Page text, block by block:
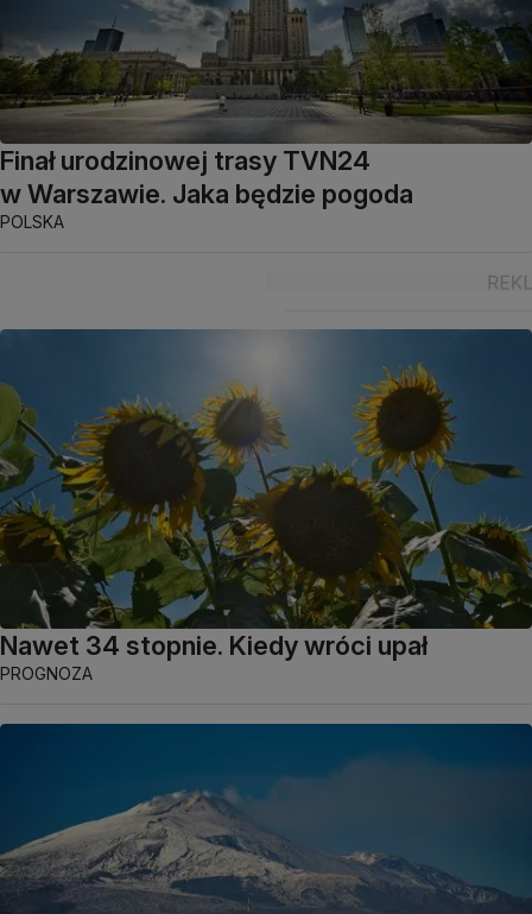
Finał urodzinowej trasy TVN24
w Warszawie. Jaka będzie pogoda
POLSKA
Nawet 34 stopnie. Kiedy wróci upał
PROGNOZA